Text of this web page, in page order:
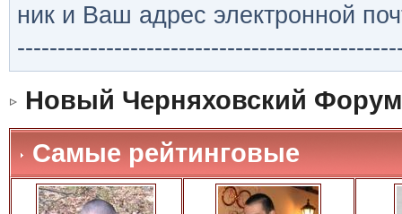
ник и Ваш адрес электронной
Новый Черняховский Форум
Самые рейтинговые